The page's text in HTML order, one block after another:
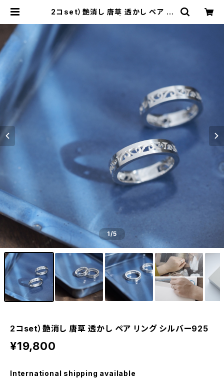
2コset）艶消し 唐草 透かし ペア リ
1/5
2コset）艶消し 唐草 透かし ペア リング シルバー925
¥19,800
International shipping available